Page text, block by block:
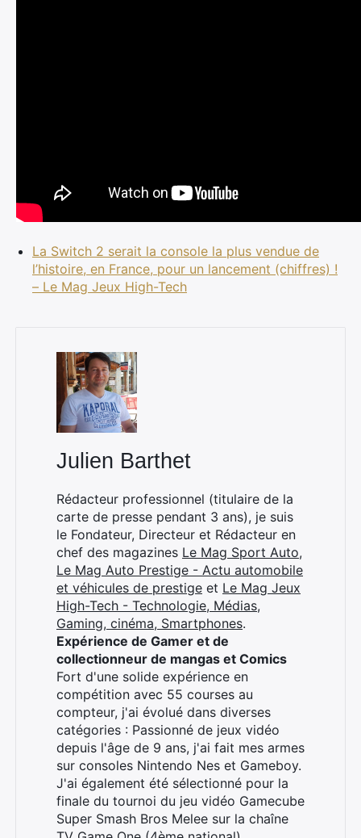
La Switch 2 serait la console la plus vendue de
l’histoire, en France, pour un lancement (chiffres) !
– Le Mag Jeux High-Tech
Julien Barthet
Rédacteur professionnel (titulaire de la
carte de presse pendant 3 ans), je suis
le Fondateur, Directeur et Rédacteur en
chef des magazines Le Mag Sport Auto,
Le Mag Auto Prestige - Actu automobile
et véhicules de prestige et Le Mag Jeux
High-Tech - Technologie, Médias,
Gaming, cinéma, Smartphones.
Expérience de Gamer et de
collectionneur de mangas et Comics
Fort d'une solide expérience en
compétition avec 55 courses au
compteur, j'ai évolué dans diverses
catégories : Passionné de jeux vidéo
depuis l'âge de 9 ans, j'ai fait mes armes
sur consoles Nintendo Nes et Gameboy.
J'ai également été sélectionné pour la
finale du tournoi du jeu vidéo Gamecube
Super Smash Bros Melee sur la chaîne